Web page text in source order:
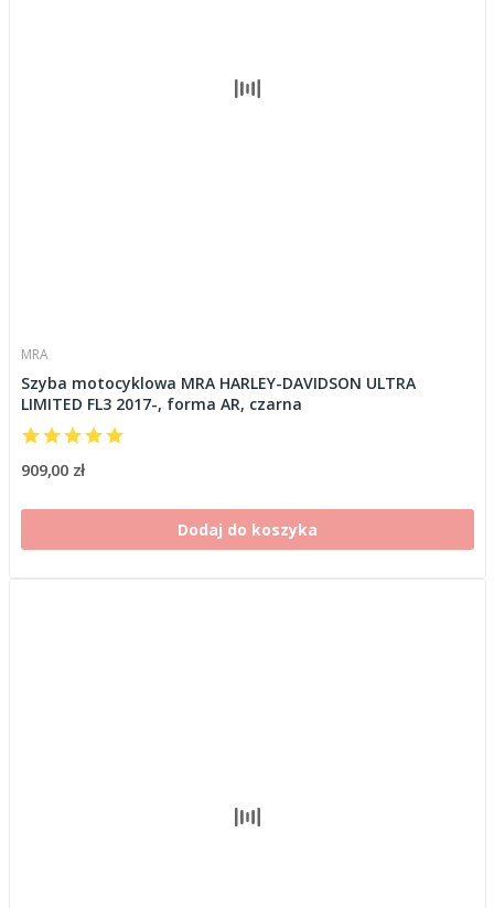
MRA
Szyba motocyklowa MRA HARLEY-DAVIDSON ULTRA
LIMITED FL3 2017-, forma AR, czarna
909,00 zł
Dodaj do koszyka